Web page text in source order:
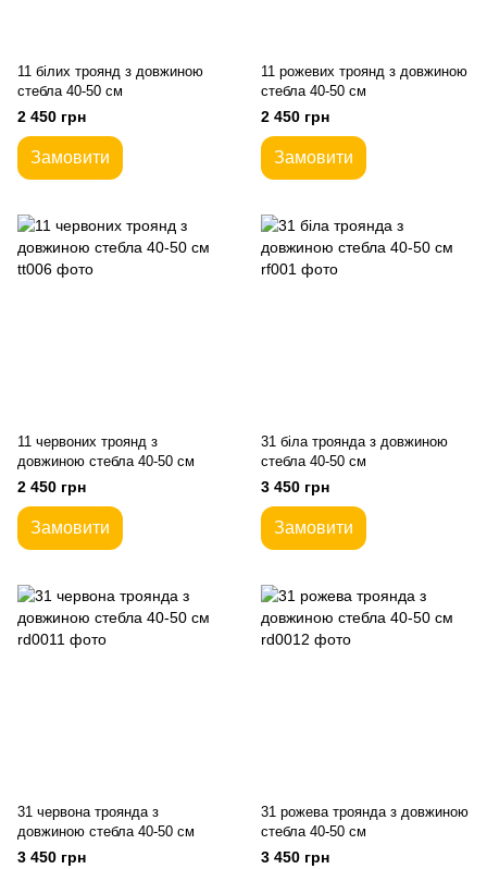
11 білих троянд з довжиною
стебла 40-50 см
2 450 грн
Замовити
11 рожевих троянд з довжиною
стебла 40-50 см
2 450 грн
Замовити
11 червоних троянд з
довжиною стебла 40-50 см
2 450 грн
Замовити
31 біла троянда з довжиною
стебла 40-50 см
3 450 грн
Замовити
31 червона троянда з
довжиною стебла 40-50 см
3 450 грн
31 рожева троянда з довжиною
стебла 40-50 см
3 450 грн